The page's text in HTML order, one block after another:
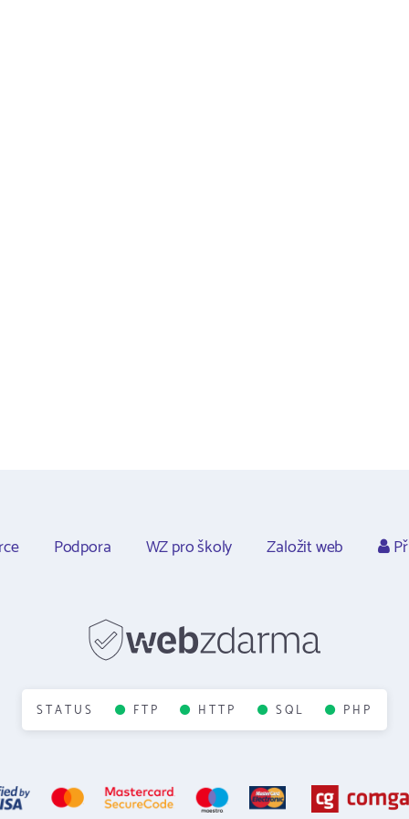
Podpora WZ pro školy Založit web
STATUS FTP HTTP SQL PHP